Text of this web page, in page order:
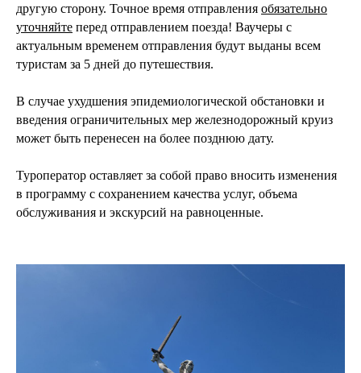
другую сторону. Точное время отправления обязательно
уточняйте перед отправлением поезда! Ваучеры с
актуальным временем отправления будут выданы всем
туристам за 5 дней до путешествия.
В случае ухудшения эпидемиологической обстановки и
введения ограничительных мер железнодорожный круиз
может быть перенесен на более позднюю дату.
Туроператор оставляет за собой право вносить изменения
в программу с сохранением качества услуг, объема
обслуживания и экскурсий на равноценные.